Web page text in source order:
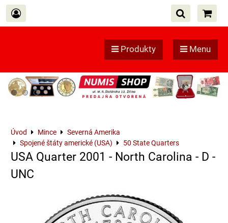
Produkty Menu
Úvod Mince
Severná Amerika
Spojené štáty americké (USA)
50 State Quarters
USA Quarter 2001 - North Carolina - D -
UNC